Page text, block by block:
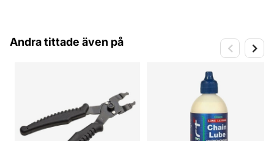
Andra tittade även på